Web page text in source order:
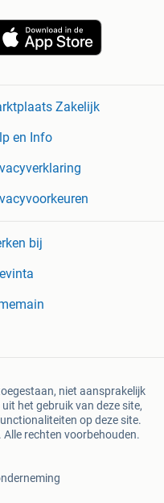
Zakelijk
en Info
bij
niet aansprakelijk
het gebruik van deze site,
op deze site.
rechten voorbehouden.